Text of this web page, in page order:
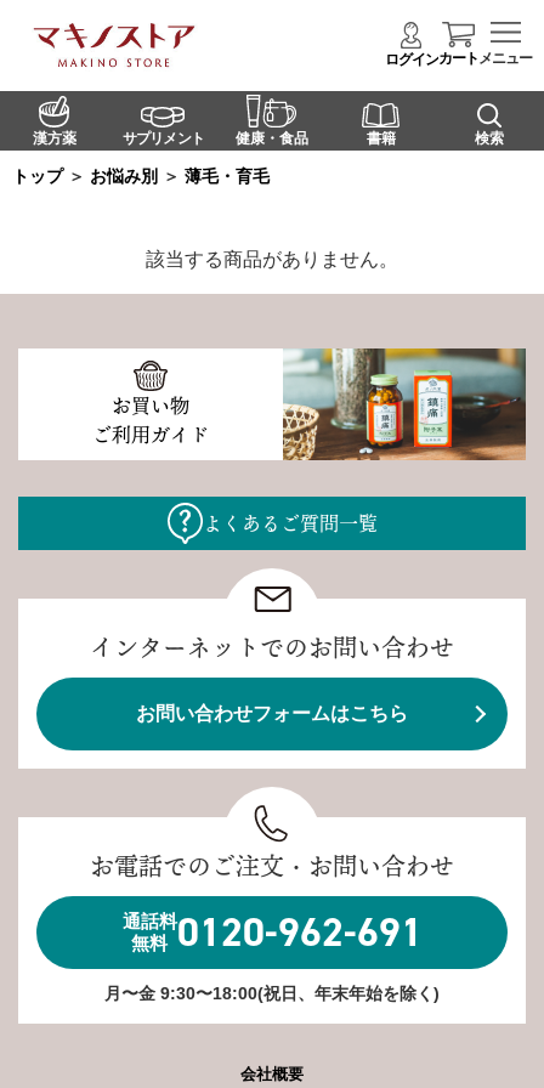
ログインカートメニュー
漢方薬 サプリメント 健康・食品 書籍 検索
トップ ＞ お悩み別 ＞ 薄毛・育毛
該当する商品がありません。
お買い物
ご利用ガイド
よくあるご質問一覧
インターネットでのお問い合わせ
お問い合わせフォームはこちら
お電話でのご注文・お問い合わせ
通話料
無料 0120-962-691
月〜金 9:30〜18:00(祝日、年末年始を除く)
会社概要